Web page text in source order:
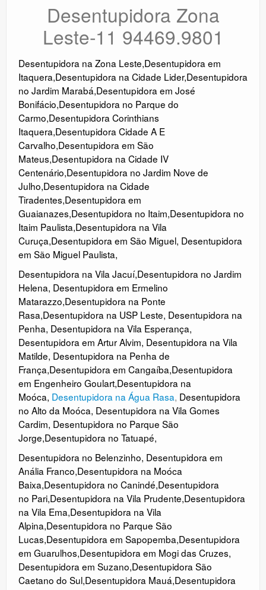
Desentupidora Zona
Leste-11 94469.9801
Desentupidora na Zona Leste,Desentupidora em
Itaquera,Desentupidora na Cidade Lider,Desentupidora
no Jardim Marabá,Desentupidora em José
Bonifácio,Desentupidora no Parque do
Carmo,Desentupidora Corinthians
Itaquera,Desentupidora Cidade A E
Carvalho,Desentupidora em São
Mateus,Desentupidora na Cidade IV
Centenário,Desentupidora no Jardim Nove de
Julho,Desentupidora na Cidade
Tiradentes,Desentupidora em
Guaianazes,Desentupidora no Itaim,Desentupidora no
Itaim Paulista,Desentupidora na Vila
Curuça,Desentupidora em São Miguel, Desentupidora
em São Miguel Paulista,
Desentupidora na Vila Jacuí,Desentupidora no Jardim
Helena, Desentupidora em Ermelino
Matarazzo,Desentupidora na Ponte
Rasa,Desentupidora na USP Leste, Desentupidora na
Penha, Desentupidora na Vila Esperança,
Desentupidora em Artur Alvim, Desentupidora na Vila
Matilde, Desentupidora na Penha de
França,Desentupidora em Cangaíba,Desentupidora
em Engenheiro Goulart,Desentupidora na
Moóca, Desentupidora na Água Rasa, Desentupidora
no Alto da Moóca, Desentupidora na Vila Gomes
Cardim, Desentupidora no Parque São
Jorge,Desentupidora no Tatuapé,
Desentupidora no Belenzinho, Desentupidora em
Anália Franco,Desentupidora na Moóca
Baixa,Desentupidora no Canindé,Desentupidora
no Pari,Desentupidora na Vila Prudente,Desentupidora
na Vila Ema,Desentupidora na Vila
Alpina,Desentupidora no Parque São
Lucas,Desentupidora em Sapopemba,Desentupidora
em Guarulhos,Desentupidora em Mogi das Cruzes,
Desentupidora em Suzano,Desentupidora São
Caetano do Sul,Desentupidora Mauá,Desentupidora